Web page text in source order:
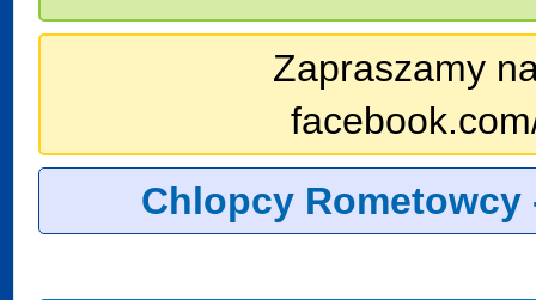
Zapraszamy
Chlopcy Rometowcy